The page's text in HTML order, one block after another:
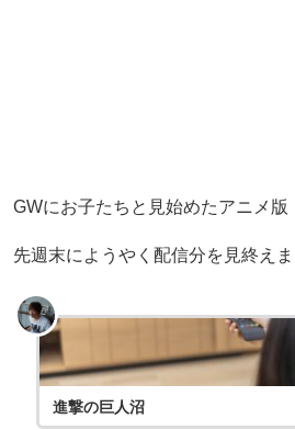
GWにお子たちと見始めたアニメ版
先週末にようやく配信分を見終えま
進撃の巨人沼